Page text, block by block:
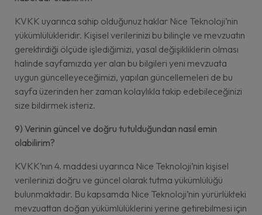
KVKK uyarınca sahip olduğunuz haklar Nice Teknoloji’nin
yükümlülükleridir. Kişisel verilerinizi bu bilinçle ve mevzuatın
gerektirdiği ölçüde işlediğimizi, yasal değişikliklerin olması
halinde sayfamızda yer alan bu bilgileri yeni mevzuata
uygun güncelleyeceğimizi, yapılan güncellemeleri de bu
sayfa üzerinden her zaman kolaylıkla takip edebileceğinizi
size bildirmek isteriz.
9) Verinin güncel ve doğru tutulduğundan nasıl emin
olabilirim?
KVKK’nın 4. maddesi uyarınca Nice Teknoloji’nin kişisel
verilerinizi doğru ve güncel olarak tutma yükümlülüğü
bulunmaktadır. Bu kapsamda Nice Teknoloji’nin yürürlükteki
mevzuattan doğan yükümlülüklerini yerine getirebilmesi için